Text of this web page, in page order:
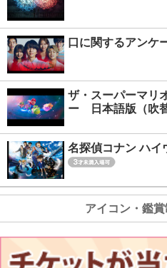
口に関するアンケ
ザ・スーパーマリ
ー 日本語版（吹
名探偵コナン ハイ
アイコン・鑑